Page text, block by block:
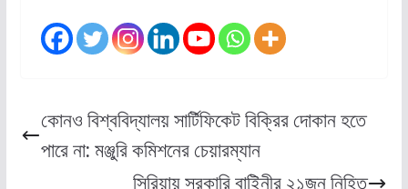
কোনও বিশ্ববিদ্যালয় সার্টিফিকেট বিক্রির দোকান হতে
পারে না: মঞ্জুরি কমিশনের চেয়ারম্যান
সিরিয়ায় সরকারি বাইিনীর ২১জন নিহিত